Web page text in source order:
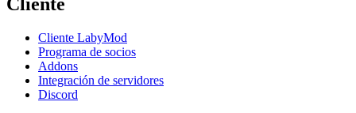
Cliente
Cliente LabyMod
Programa de socios
Addons
Integración de servidores
Discord